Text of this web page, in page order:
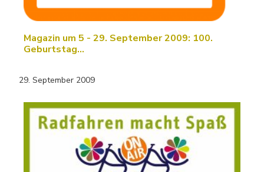
Magazin um 5 - 29. September 2009: 100.
Geburtstag…
29. September 2009